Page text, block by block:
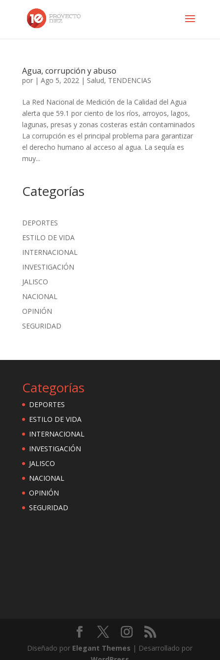
Agua, corrupción y abuso
por | Ago 5, 2022| Salud, TENDENCIAS
La Red Nacional de Medición de la Calidad del Agua
alerta que 59.1 por ciento de los ríos, arroyos, lagos,
lagunas, presas y zonas costeras están contaminados
La corrupción es el principal problema para garantizar
el derecho humano al acceso al agua. La sequía es
muy...
Categorías
DEPORTES
ESTILO DE VIDA
INTERNACIONAL
INVESTIGACIÓN
JALISCO
NACIONAL
OPINIÓN
SEGURIDAD
Categorías
DEPORTES
ESTILO DE VIDA
INTERNACIONAL
INVESTIGACIÓN
JALISCO
NACIONAL
OPINIÓN
SEGURIDAD
Diseñado por Elegant Themes | Desarrollado por